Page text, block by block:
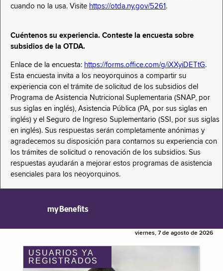
cuando no la usa. Visite https://otda.ny.gov/5261 .
Cuéntenos su experiencia. Conteste la encuesta sobre
subsidios de la OTDA.
Enlace de la encuesta: https://forms.office.com/g/iXXyiDETtG.
Esta encuesta invita a los neoyorquinos a compartir su
experiencia con el trámite de solicitud de los subsidios del
Programa de Asistencia Nutricional Suplementaria (SNAP, por
sus siglas en inglés), Asistencia Pública (PA, por sus siglas en
inglés) y el Seguro de Ingreso Suplementario (SSI, por sus siglas
en inglés). Sus respuestas serán completamente anónimas y
agradecemos su disposición para contarnos su experiencia con
los trámites de solicitud o renovación de los subsidios. Sus
respuestas ayudarán a mejorar estos programas de asistencia
esenciales para los neoyorquinos.
myBenefits
viernes, 7 de agosto de 2026
USUARIOS YA
REGISTRADOS